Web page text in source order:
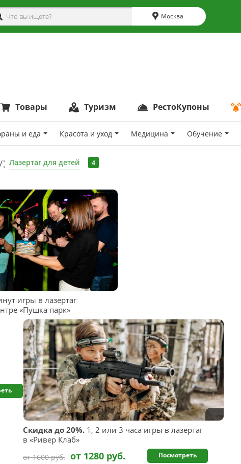
Москва
Товары Туризм РестоКупоны
и еда Красота и уход Медицина Обучение
Лазертаг для детей 4
игры в лазертаг
«Пушка парк»
Скидка до 20%. 1, 2 или 3 часа игры в лазертаг
в «Ривер Клаб»
от 1600 руб. от 1280 руб. Посмотреть